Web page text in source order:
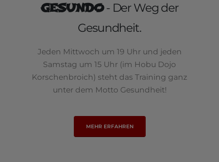
GESUNDO- Der Weg der
Gesundheit.
Jeden Mittwoch um 19 Uhr und jeden
Samstag um 15 Uhr (im Hobu Dojo
Korschenbroich) steht das Training ganz
unter dem Motto Gesundheit!
MEHR ERFAHREN